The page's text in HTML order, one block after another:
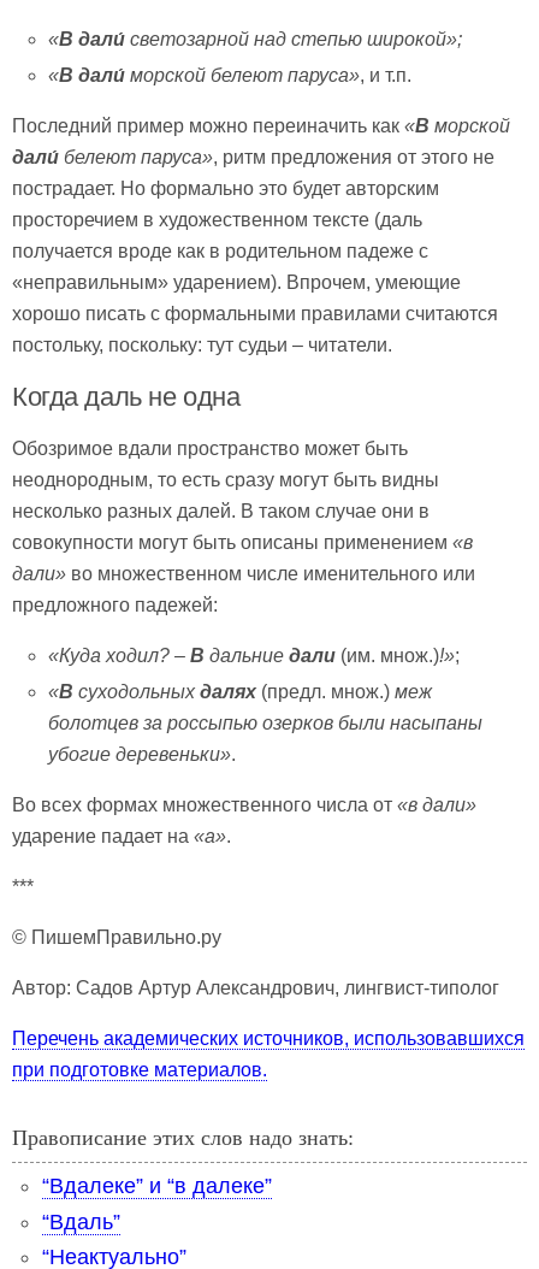
«Вдали́ светозарной над степью широкой»;
«Вдали́ морской белеют паруса», и т.п.
Последний пример можно переиначить как «В морской
дали́ белеют паруса», ритм предложения от этого не
пострадает. Но формально это будет авторским
просторечием в художественном тексте (даль
получается вроде как в родительном падеже с
«неправильным» ударением). Впрочем, умеющие
хорошо писать с формальными правилами считаются
постольку, поскольку: тут судьи – читатели.
Когда даль не одна
Обозримое вдали пространство может быть
неоднородным, то есть сразу могут быть видны
несколько разных далей. В таком случае они в
совокупности могут быть описаны применением «в
дали» во множественном числе именительного или
предложного падежей:
«Куда ходил? –В дальниедали (им. множ.)!»;
«В суходольныхдалях (предл. множ.) меж
болотцев за россыпью озерков были насыпаны
убогие деревеньки».
Во всех формах множественного числа от «в дали»
ударение падает на «а».
***
© ПишемПравильно.ру
Автор: Садов Артур Александрович, лингвист-типолог
Перечень академических источников, использовавшихся
при подготовке материалов.
Правописание этих слов надо знать:
“Вдалеке” и “в далеке”
“Вдаль”
“Неактуально”